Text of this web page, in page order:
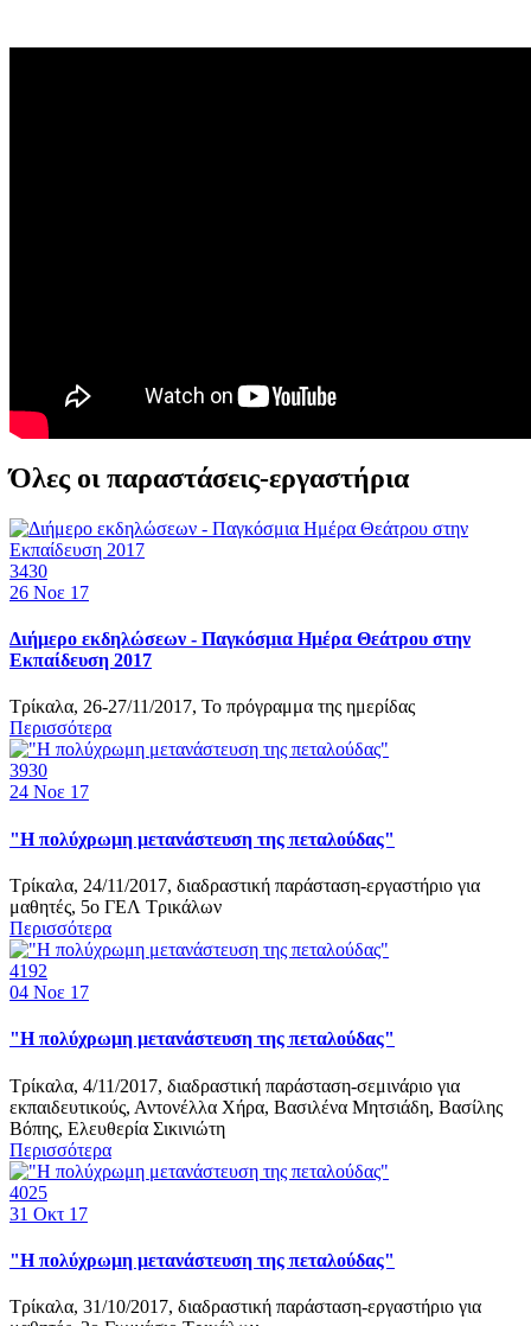
Όλες οι παραστάσεις-εργαστήρια
3430
26 Νοε 17
Διήμερο εκδηλώσεων - Παγκόσμια Ημέρα Θεάτρου στην
Εκπαίδευση 2017
Τρίκαλα, 26-27/11/2017, Το πρόγραμμα της ημερίδας
Περισσότερα
3930
24 Νοε 17
"Η πολύχρωμη μετανάστευση της πεταλούδας"
Τρίκαλα, 24/11/2017, διαδραστική παράσταση-εργαστήριο για
μαθητές, 5ο ΓΕΛ Τρικάλων
Περισσότερα
4192
04 Νοε 17
"Η πολύχρωμη μετανάστευση της πεταλούδας"
Τρίκαλα, 4/11/2017, διαδραστική παράσταση-σεμινάριο για
εκπαιδευτικούς, Αντονέλλα Χήρα, Βασιλένα Μητσιάδη, Βασίλης
Βόπης, Ελευθερία Σικινιώτη
Περισσότερα
4025
31 Οκτ 17
"Η πολύχρωμη μετανάστευση της πεταλούδας"
Τρίκαλα, 31/10/2017, διαδραστική παράσταση-εργαστήριο για